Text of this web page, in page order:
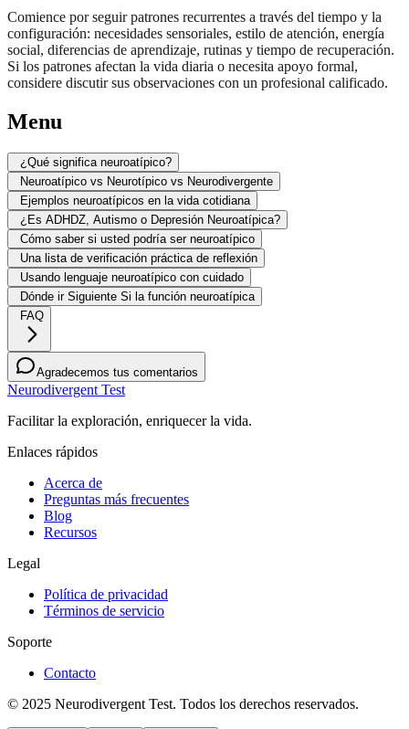
Comience por seguir patrones recurrentes a través del tiempo y la
configuración: necesidades sensoriales, estilo de atención, energía
social, diferencias de aprendizaje, rutinas y tiempo de recuperación.
Si los patrones afectan la vida diaria o necesita apoyo formal,
considere discutir sus observaciones con un profesional calificado.
Menu
¿Qué significa neuroatípico?
Neuroatípico vs Neurotípico vs Neurodivergente
Ejemplos neuroatípicos en la vida cotidiana
¿Es ADHDZ, Autismo o Depresión Neuroatípica?
Cómo saber si usted podría ser neuroatípico
Una lista de verificación práctica de reflexión
Usando lenguaje neuroatípico con cuidado
Dónde ir Siguiente Si la función neuroatípica
FAQ
Agradecemos tus comentarios
Neurodivergent Test
Facilitar la exploración, enriquecer la vida.
Enlaces rápidos
Acerca de
Preguntas más frecuentes
Blog
Recursos
Legal
Política de privacidad
Términos de servicio
Soporte
Contacto
© 2025 Neurodivergent Test. Todos los derechos reservados.